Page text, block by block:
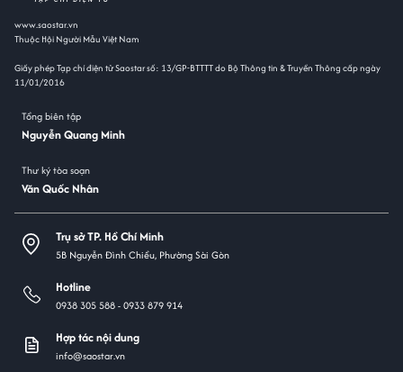
www.saostar.vn
Thuộc Hội Người Mẫu Việt Nam
Giấy phép Tạp chí điện tử Saostar số: 13/GP-BTTTT do Bộ Thông tin & Truyền Thông cấp ngày
11/01/2016
Tổng biên tập
Nguyễn Quang Minh
Thư ký tòa soạn
Văn Quốc Nhân
Trụ sở TP. Hồ Chí Minh
5B Nguyễn Đình Chiểu, Phường Sài Gòn
Hotline
0938 305 588 -0933 879 914
Hợp tác nội dung
info@saostar.vn